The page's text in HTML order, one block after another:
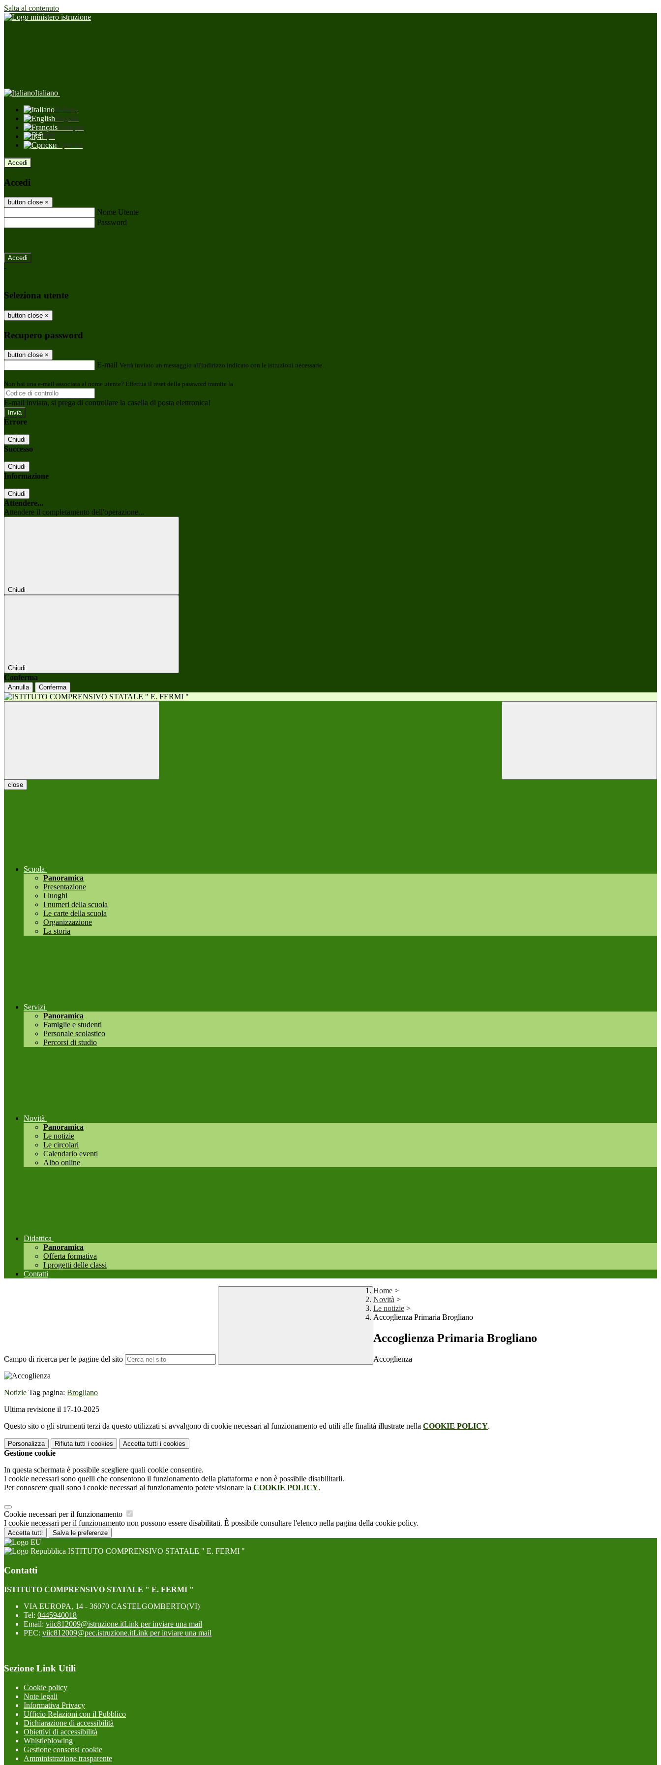
Salta al contenuto
Italiano
Italiano
English
Français
हिंदी
Српски
Accedi
Accedi
button close ×
Nome Utente
Password
-
Seleziona utente
button close ×
Recupero password
button close ×
E-mail Verrà inviato un messaggio all'indirizzo indicato con le istruzioni necessarie.
Non hai una e-mail associata al nome utente? Effettua il reset della password tramite la
E-mail inviata, si prega di controllare la casella di posta elettronica!
Errore
Chiudi
Successo
Chiudi
Informazione
Chiudi
Attendere...
Attendere il completamento dell'operazione...
Chiudi
Chiudi
Conferma
Annulla Conferma
close
Scuola
Panoramica
Presentazione
I luoghi
I numeri della scuola
Le carte della scuola
Organizzazione
La storia
Servizi
Panoramica
Famiglie e studenti
Personale scolastico
Percorsi di studio
Novità
Panoramica
Le notizie
Le circolari
Calendario eventi
Albo online
Didattica
Panoramica
Offerta formativa
I progetti delle classi
Contatti
Campo di ricerca per le pagine del sito
Home >
Novità >
Le notizie >
Accoglienza Primaria Brogliano
Accoglienza Primaria Brogliano
Accoglienza
Notizie Tag pagina: Brogliano
Ultima revisione il 17-10-2025
Questo sito o gli strumenti terzi da questo utilizzati si avvalgono di cookie necessari al funzionamento ed utili alle finalità illustrate nella COOKIE POLICY.
Personalizza Rifiuta tutti i cookies Accetta tutti i cookies
Gestione cookie
In questa schermata è possibile scegliere quali cookie consentire.
I cookie necessari sono quelli che consentono il funzionamento della piattaforma e non è possibile disabilitarli.
Per conoscere quali sono i cookie necessari al funzionamento potete visionare la COOKIE POLICY.
Cookie necessari per il funzionamento
I cookie necessari per il funzionamento non possono essere disabilitati. È possibile consultare l'elenco nella pagina della cookie policy.
Accetta tutti Salva le preferenze
ISTITUTO COMPRENSIVO STATALE " E. FERMI "
Contatti
ISTITUTO COMPRENSIVO STATALE " E. FERMI "
VIA EUROPA, 14 - 36070 CASTELGOMBERTO(VI)
Tel: 0445940018
Email: viic812009@istruzione.itLink per inviare una mail
PEC: viic812009@pec.istruzione.itLink per inviare una mail
Sezione Link Utili
Cookie policy
Note legali
Informativa Privacy
Ufficio Relazioni con il Pubblico
Dichiarazione di accessibilità
Obiettivi di accessibilità
Whistleblowing
Gestione consensi cookie
Amministrazione trasparente